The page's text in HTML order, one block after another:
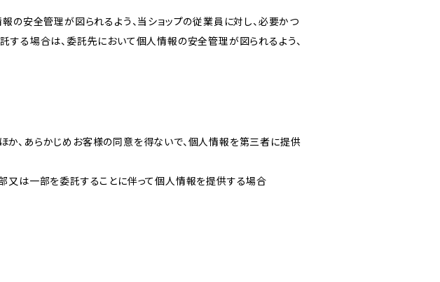
の安全管理が図られるよう、当ショップの従業員に対し、必要かつ
する場合は、委託先において個人情報の安全管理が図られるよう、
、あらかじめお客様の同意を得ないで、個人情報を第三者に提供
又は一部を委託することに伴って個人情報を提供する場合